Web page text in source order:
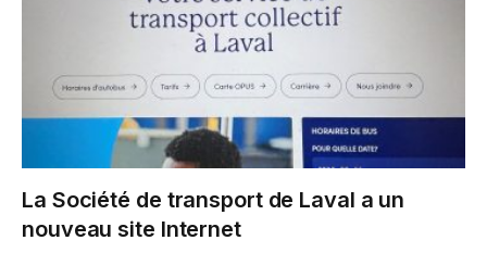
La Société de transport de Laval a un
nouveau site Internet